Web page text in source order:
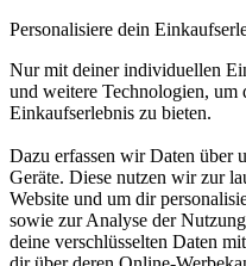
Personalisiere dein
Nur mit deiner individuellen
und weitere Technologien, um
Einkaufserlebnis zu bieten.
Dazu erfassen wir Daten über
Geräte. Diese nutzen wir zur
Website und um dir
sowie zur Analyse der
deine verschlüsselten Daten